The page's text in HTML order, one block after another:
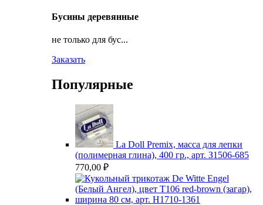
Бусины деревянные
не только для бус...
Заказать
Популярные
La Doll Premix, масса для лепки
(полимерная глина), 400 гр., арт. З1506-685
770,00 ₽